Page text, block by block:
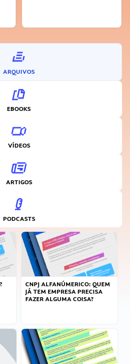
ARQUIVOS
EBOOKS
VÍDEOS
ARTIGOS
PODCASTS
CNPJ ALFANÚMERICO: QUEM
JÁ TEM EMPRESA PRECISA
FAZER ALGUMA COISA?